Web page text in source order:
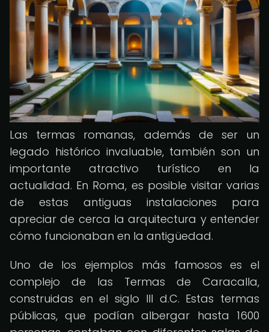
Las termas romanas, además de ser un
legado histórico invaluable, también son un
importante atractivo turístico en la
actualidad. En Roma, es posible visitar varias
de estas antiguas instalaciones para
apreciar de cerca la arquitectura y entender
cómo funcionaban en la antigüedad.
Uno de los ejemplos más famosos es el
complejo de las Termas de Caracalla,
construidas en el siglo III d.C. Estas termas
públicas, que podían albergar hasta 1600